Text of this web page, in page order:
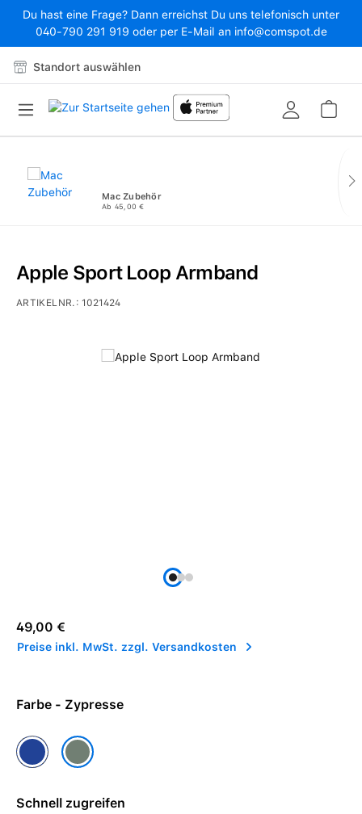
Zum Hauptinhalt springen
Du hast eine Frage? Dann erreichst Du uns telefonisch unter
040-790 291 919 oder per E-Mail an info@comspot.de
Standort auswählen
Mac Zubehör
Ab 45,00 €
Bildergalerie überspringen
Apple Sport Loop Armband
ARTIKELNR.:1021424
Regulärer Preis:
49,00 €
Preise inkl. MwSt. zzgl. Versandkosten
Farbe - Zypresse
OzeanblauZypresse
Schnell zugreifen